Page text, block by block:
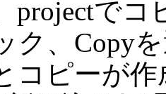
projectで
ク、Copy
コピーが